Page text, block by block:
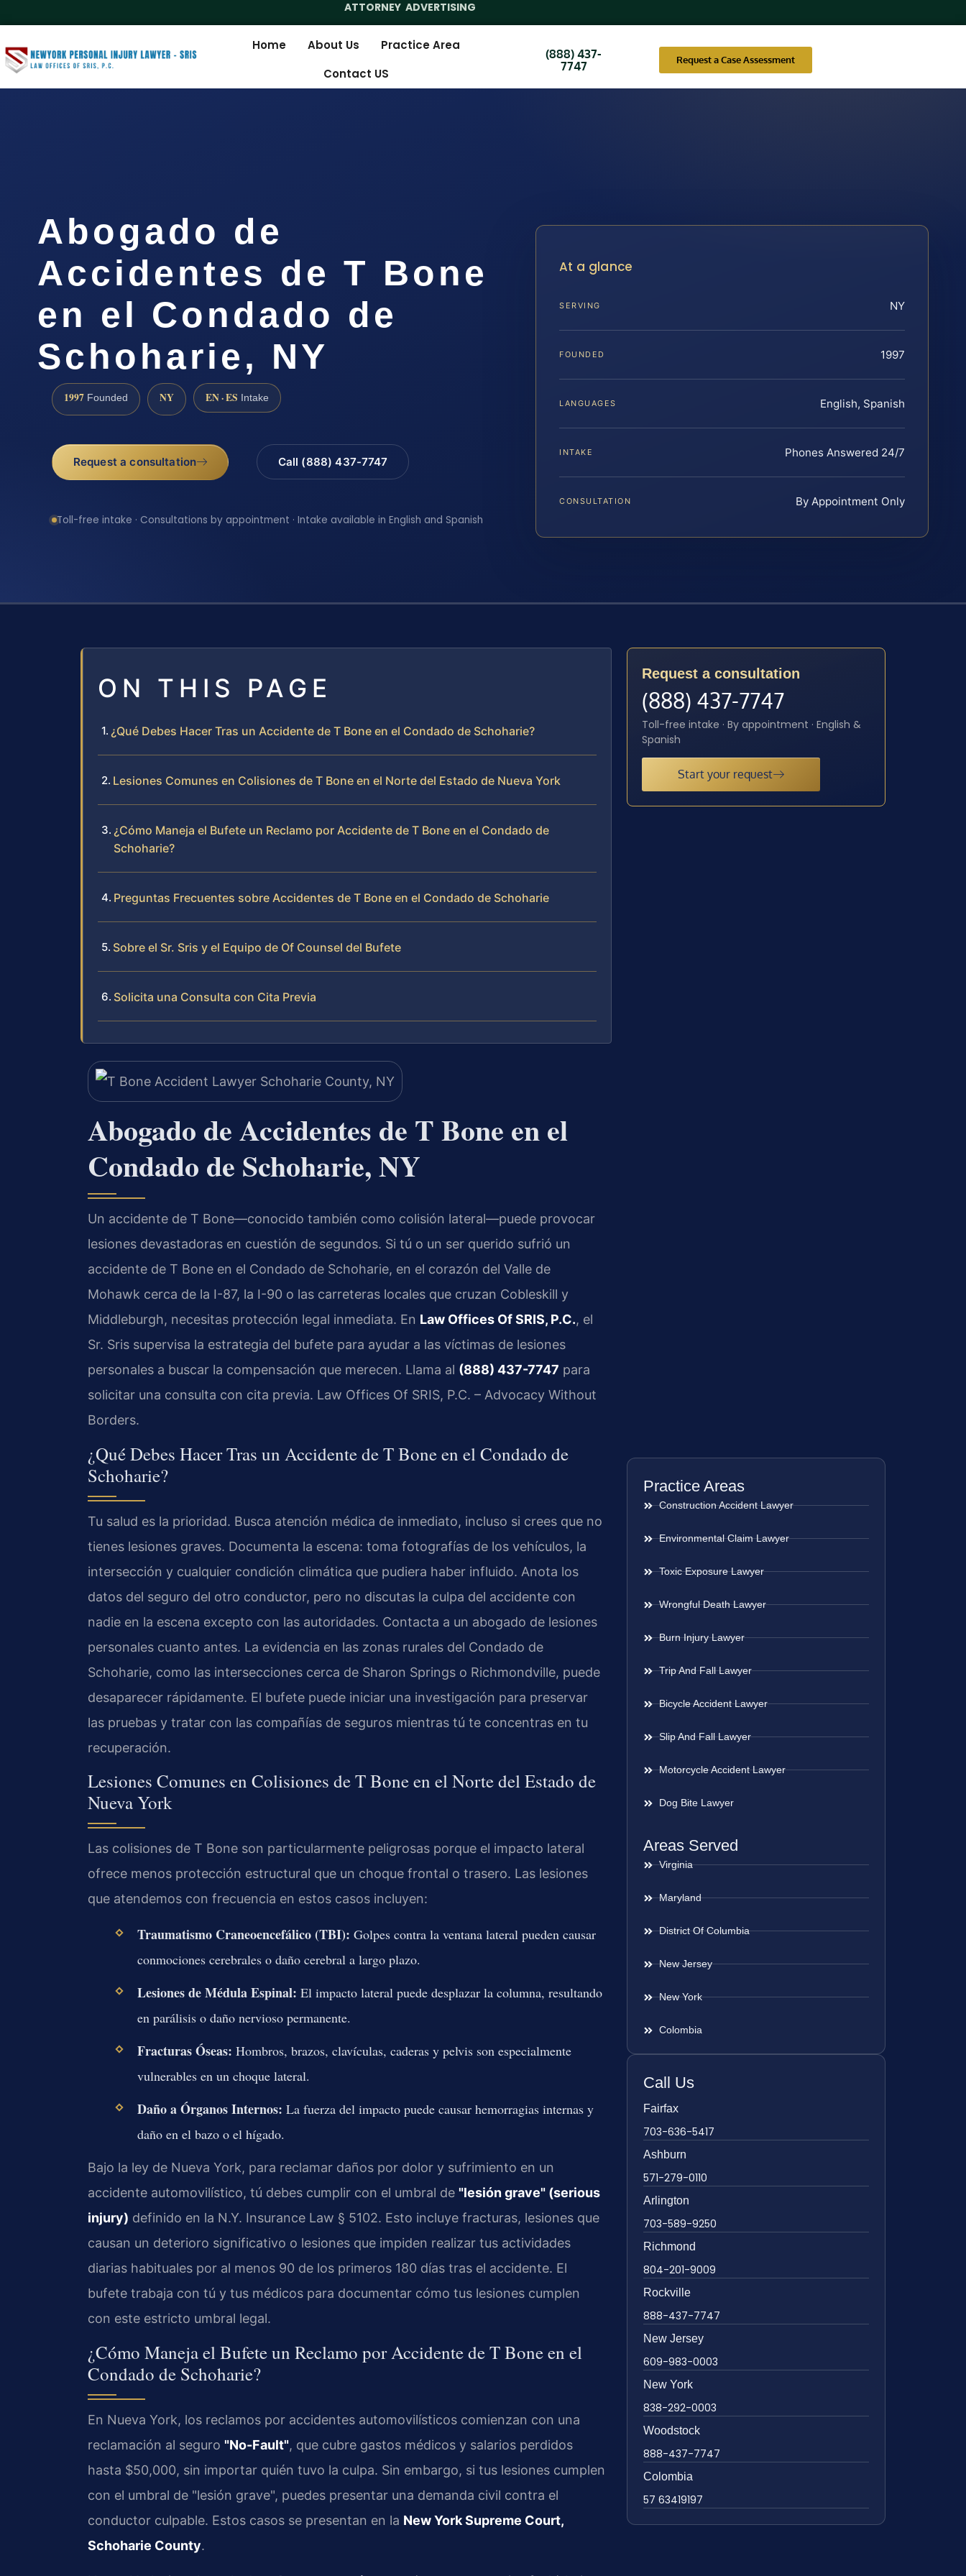
ATTORNEY ADVERTISING
Home About Us
Practice Area
Contact US
(888) 437-
7747
Request a Case Assessment
Abogado de
Accidentes de T Bone
en el Condado de
Schoharie, NY
1997 Founded NY EN · ES Intake
Request a consultation Call (888) 437-7747
Toll-free intake · Consultations by appointment · Intake available in English and Spanish
At a glance
SERVING NY
FOUNDED 1997
LANGUAGES English, Spanish
INTAKE Phones Answered 24/7
CONSULTATION By Appointment Only
ON THIS PAGE
¿Qué Debes Hacer Tras un Accidente de T Bone en el Condado de Schoharie?
Lesiones Comunes en Colisiones de T Bone en el Norte del Estado de Nueva York
¿Cómo Maneja el Bufete un Reclamo por Accidente de T Bone en el Condado de
Schoharie?
Preguntas Frecuentes sobre Accidentes de T Bone en el Condado de Schoharie
Sobre el Sr. Sris y el Equipo de Of Counsel del Bufete
Solicita una Consulta con Cita Previa
Abogado de Accidentes de T Bone en el
Condado de Schoharie, NY
Un accidente de T Bone—conocido también como colisión lateral—puede provocar
lesiones devastadoras en cuestión de segundos. Si tú o un ser querido sufrió un
accidente de T Bone en el Condado de Schoharie, en el corazón del Valle de
Mohawk cerca de la I-87, la I-90 o las carreteras locales que cruzan Cobleskill y
Middleburgh, necesitas protección legal inmediata. En Law Offices Of SRIS, P.C., el
Sr. Sris supervisa la estrategia del bufete para ayudar a las víctimas de lesiones
personales a buscar la compensación que merecen. Llama al (888) 437-7747 para
solicitar una consulta con cita previa. Law Offices Of SRIS, P.C. – Advocacy Without
Borders.
¿Qué Debes Hacer Tras un Accidente de T Bone en el Condado de
Schoharie?
Tu salud es la prioridad. Busca atención médica de inmediato, incluso si crees que no
tienes lesiones graves. Documenta la escena: toma fotografías de los vehículos, la
intersección y cualquier condición climática que pudiera haber influido. Anota los
datos del seguro del otro conductor, pero no discutas la culpa del accidente con
nadie en la escena excepto con las autoridades. Contacta a un abogado de lesiones
personales cuanto antes. La evidencia en las zonas rurales del Condado de
Schoharie, como las intersecciones cerca de Sharon Springs o Richmondville, puede
desaparecer rápidamente. El bufete puede iniciar una investigación para preservar
las pruebas y tratar con las compañías de seguros mientras tú te concentras en tu
recuperación.
Lesiones Comunes en Colisiones de T Bone en el Norte del Estado de
Nueva York
Las colisiones de T Bone son particularmente peligrosas porque el impacto lateral
ofrece menos protección estructural que un choque frontal o trasero. Las lesiones
que atendemos con frecuencia en estos casos incluyen:
Traumatismo Craneoencefálico (TBI): Golpes contra la ventana lateral pueden causar
conmociones cerebrales o daño cerebral a largo plazo.
Lesiones de Médula Espinal: El impacto lateral puede desplazar la columna, resultando
en parálisis o daño nervioso permanente.
Fracturas Óseas: Hombros, brazos, clavículas, caderas y pelvis son especialmente
vulnerables en un choque lateral.
Daño a Órganos Internos: La fuerza del impacto puede causar hemorragias internas y
daño en el bazo o el hígado.
Bajo la ley de Nueva York, para reclamar daños por dolor y sufrimiento en un
accidente automovilístico, tú debes cumplir con el umbral de "lesión grave" (serious
injury) definido en la N.Y. Insurance Law § 5102. Esto incluye fracturas, lesiones que
causan un deterioro significativo o lesiones que impiden realizar tus actividades
diarias habituales por al menos 90 de los primeros 180 días tras el accidente. El
bufete trabaja con tú y tus médicos para documentar cómo tus lesiones cumplen
con este estricto umbral legal.
¿Cómo Maneja el Bufete un Reclamo por Accidente de T Bone en el
Condado de Schoharie?
En Nueva York, los reclamos por accidentes automovilísticos comienzan con una
reclamación al seguro "No-Fault", que cubre gastos médicos y salarios perdidos
hasta $50,000, sin importar quién tuvo la culpa. Sin embargo, si tus lesiones cumplen
con el umbral de "lesión grave", puedes presentar una demanda civil contra el
conductor culpable. Estos casos se presentan en la New York Supreme Court,
Schoharie County.
Request a consultation
(888) 437-7747
Toll-free intake · By appointment · English &
Spanish
Start your request
Practice Areas
Construction Accident Lawyer
Environmental Claim Lawyer
Toxic Exposure Lawyer
Wrongful Death Lawyer
Burn Injury Lawyer
Trip And Fall Lawyer
Bicycle Accident Lawyer
Slip And Fall Lawyer
Motorcycle Accident Lawyer
Dog Bite Lawyer
Areas Served
Virginia
Maryland
District Of Columbia
New Jersey
New York
Colombia
Call Us
Fairfax
703-636-5417
Ashburn
571-279-0110
Arlington
703-589-9250
Richmond
804-201-9009
Rockville
888-437-7747
New Jersey
609-983-0003
New York
838-292-0003
Woodstock
888-437-7747
Colombia
57 63419197